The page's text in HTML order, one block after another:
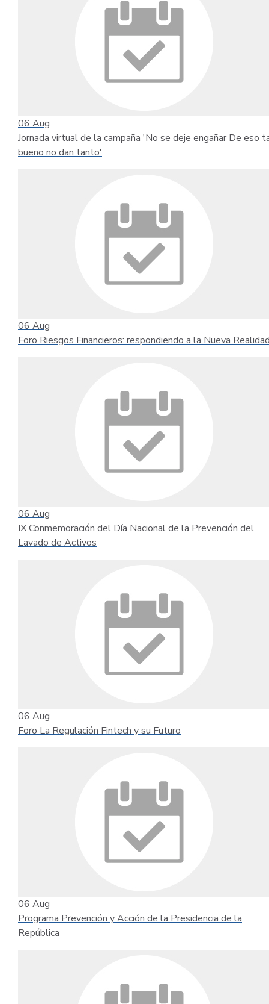
06 Aug
Jornada virtual de la campaña 'No se deje engañar De eso
bueno no dan tanto'
06 Aug
Foro Riesgos Financieros: respondiendo a la Nueva
06 Aug
IX Conmemoración del Día Nacional de la Prevención del
Lavado de Activos
06 Aug
Foro La Regulación Fintech y su Futuro
06 Aug
Programa Prevención y Acción de la Presidencia de la
República